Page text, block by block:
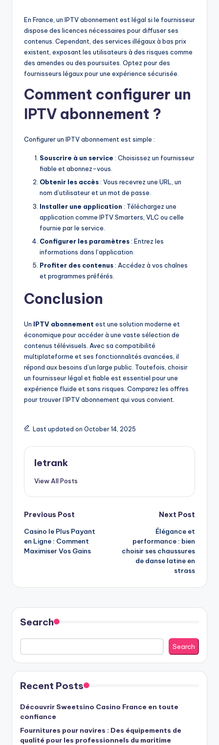
En France, un IPTV abonnement est légal si le fournisseur
dispose des licences nécessaires pour diffuser ses
contenus. Cependant, des services illégaux à bas prix
existent, exposant les utilisateurs à des risques comme
des amendes ou des poursuites. Optez pour des
fournisseurs légaux pour une expérience sécurisée.
Comment configurer un
IPTV abonnement ?
Configurer un IPTV abonnement est simple :
Souscrire à un service : Choisissez un fournisseur
fiable et abonnez-vous.
Obtenir les accès : Vous recevrez une URL, un
nom d’utilisateur et un mot de passe.
Installer une application : Téléchargez une
application comme IPTV Smarters, VLC ou celle
fournie par le service.
Configurer les paramètres : Entrez les
informations dans l’application.
Profiter des contenus : Accédez à vos chaînes
et programmes préférés.
Conclusion
Un IPTV abonnement est une solution moderne et
économique pour accéder à une vaste sélection de
contenus télévisuels. Avec sa compatibilité
multiplateforme et ses fonctionnalités avancées, il
répond aux besoins d’un large public. Toutefois, choisir
un fournisseur légal et fiable est essentiel pour une
expérience fluide et sans risques. Comparez les offres
pour trouver l’IPTV abonnement qui vous convient.
Last updated on October 14, 2025
letrank
View All Posts
Post
navigation
Previous Post
Casino le Plus Payant
en Ligne : Comment
Maximiser Vos Gains
Next Post
Élégance et
performance : bien
choisir ses chaussures
de danse latine en
strass
Search
Search
Recent Posts
Découvrir Sweetsino Casino France en toute
confiance
Fournitures pour navires : Des équipements de
qualité pour les professionnels du maritime